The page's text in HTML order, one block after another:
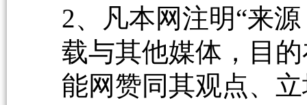
2、凡本网注明“来
载与其他媒体，目
能网赞同其观点、